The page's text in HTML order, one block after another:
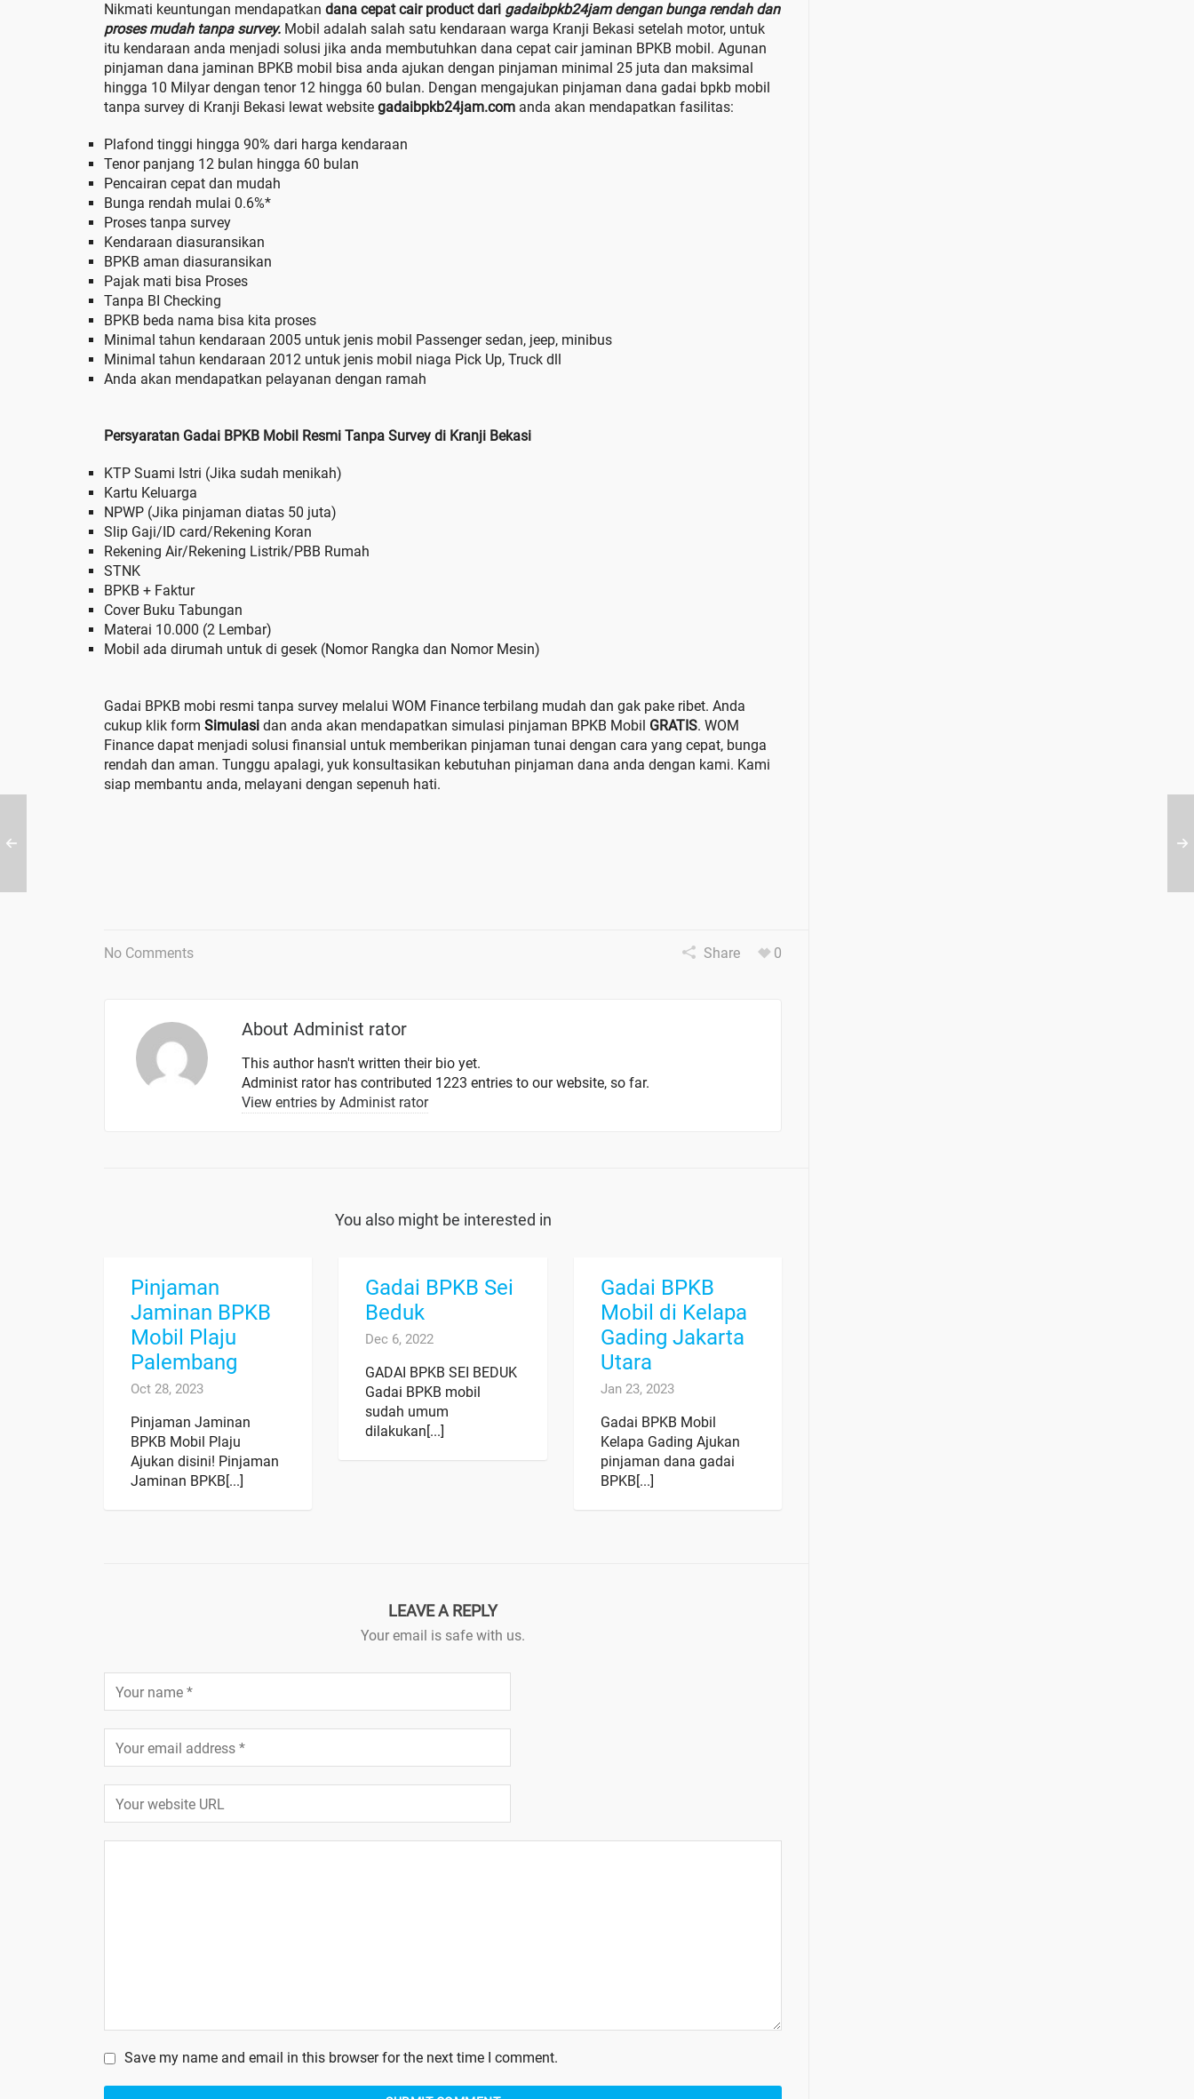
Nikmati keuntungan mendapatkan dana cepat cair product dari gadaibpkb24jam dengan bunga rendah dan
proses mudah tanpa survey. Mobil adalah salah satu kendaraan warga Kranji Bekasi setelah motor, untuk
itu kendaraan anda menjadi solusi jika anda membutuhkan dana cepat cair jaminan BPKB mobil. Agunan
pinjaman dana jaminan BPKB mobil bisa anda ajukan dengan pinjaman minimal 25 juta dan maksimal
hingga 10 Milyar dengan tenor 12 hingga 60 bulan. Dengan mengajukan pinjaman dana gadai bpkb mobil
tanpa survey di Kranji Bekasi lewat website gadaibpkb24jam.com anda akan mendapatkan fasilitas:
Plafond tinggi hingga 90% dari harga kendaraan
Tenor panjang 12 bulan hingga 60 bulan
Pencairan cepat dan mudah
Bunga rendah mulai 0.6%*
Proses tanpa survey
Kendaraan diasuransikan
BPKB aman diasuransikan
Pajak mati bisa Proses
Tanpa BI Checking
BPKB beda nama bisa kita proses
Minimal tahun kendaraan 2005 untuk jenis mobil Passenger sedan, jeep, minibus
Minimal tahun kendaraan 2012 untuk jenis mobil niaga Pick Up, Truck dll
Anda akan mendapatkan pelayanan dengan ramah
Persyaratan Gadai BPKB Mobil Resmi Tanpa Survey di Kranji Bekasi
KTP Suami Istri (Jika sudah menikah)
Kartu Keluarga
NPWP (Jika pinjaman diatas 50 juta)
Slip Gaji/ID card/Rekening Koran
Rekening Air/Rekening Listrik/PBB Rumah
STNK
BPKB + Faktur
Cover Buku Tabungan
Materai 10.000 (2 Lembar)
Mobil ada dirumah untuk di gesek (Nomor Rangka dan Nomor Mesin)
Gadai BPKB mobi resmi tanpa survey melalui WOM Finance terbilang mudah dan gak pake ribet. Anda
cukup klik form Simulasi dan anda akan mendapatkan simulasi pinjaman BPKB Mobil GRATIS. WOM
Finance dapat menjadi solusi finansial untuk memberikan pinjaman tunai dengan cara yang cepat, bunga
rendah dan aman. Tunggu apalagi, yuk konsultasikan kebutuhan pinjaman dana anda dengan kami. Kami
siap membantu anda, melayani dengan sepenuh hati.
No Comments Share 0
About Administ rator
This author hasn't written their bio yet.
Administ ratorhas contributed 1223 entries to our website, so far.
View entries by Administ rator
You also might be interested in
Pinjaman
Jaminan BPKB
Mobil Plaju
Palembang
Oct 28, 2023
Pinjaman Jaminan
BPKB Mobil Plaju
Ajukan disini! Pinjaman
Jaminan BPKB[...]
Gadai BPKB Sei
Beduk
Dec 6, 2022
GADAI BPKB SEI BEDUK
Gadai BPKB mobil
sudah umum
dilakukan[...]
Gadai BPKB
Mobil di Kelapa
Gading Jakarta
Utara
Jan 23, 2023
Gadai BPKB Mobil
Kelapa Gading Ajukan
pinjaman dana gadai
BPKB[...]
LEAVE A REPLY
Your email is safe with us.
Save my name and email in this browser for the next time I comment.